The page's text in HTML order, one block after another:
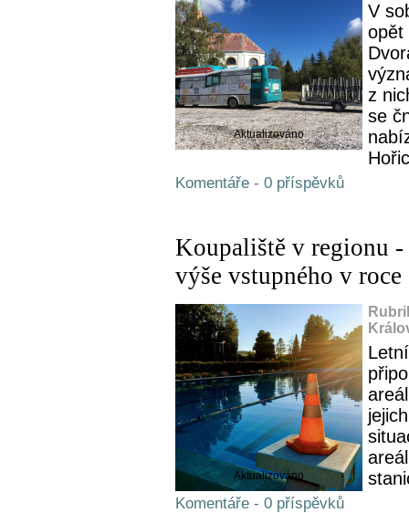
Aktualizováno
V
opět
z
se
Komentáře - 0 příspěvků
Koupaliště v regionu -
výše vstupného v roce
Aktualizováno
Komentáře - 0 příspěvků